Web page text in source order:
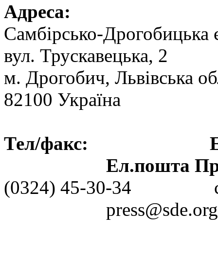
Адреса:
Самбірсько-Дрогобицька
вул. Трускавецька, 2
м. Дрогобич, Львівська
82100 Україна
Тел/факс:
Ел.пошта
(0324) 45-30-